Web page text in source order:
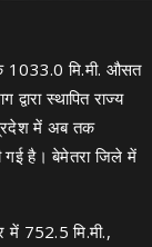
1033.0 मि.मी. औसत
स्थापित राज्य
में अब तक
गई है। बेमेतरा जिले में
में 752.5 मि.मी.,